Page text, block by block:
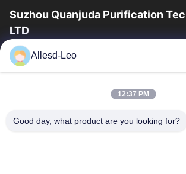
Suzhou Quanjuda Purification
LTD
Pengalaman 16 tahun, Sebagai produsen
produk ESD & Cleanroom terkemuka, kami
Rumah
Produk
Allesd-Leo
12:37 PM
Good day, what product are you looking for?